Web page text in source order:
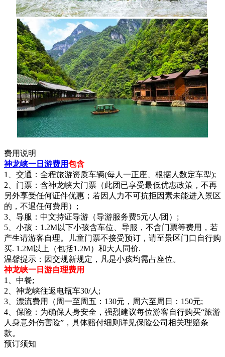
费用说明
神龙峡一日游费用包含
1、交通：全程旅游资质车辆(每人一正座、根据人数定车型);
2、门票：含神龙峡大门票（此团已享受最低优惠政策，不再
另外享受任何证件优惠；若因人力不可抗拒因素未能进入景区
的，不退任何费用）;
3、导服：中文持证导游（导游服务费5元/人/团）;
5、小孩：1.2M以下小孩含车位、导服，不含门票等费用，若
产生请游客自理。儿童门票不接受预订，请至景区门口自行购
买. 1.2M以上（包括1.2M）和大人同价.
温馨提示：因交规新规定，凡是小孩均需占座位。
神龙峡一日游自理费用
1、中餐;
2、神龙峡往返电瓶车30/人;
3、漂流费用（周一至周五：130元，周六至周日：150元;
4、保险：为确保人身安全，强烈建议每位游客自行购买“旅游
人身意外伤害险”，具体赔付细则详见保险公司相关理赔条
款。
预订须知